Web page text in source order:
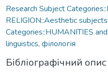
Research Subject
RELIGION::Aesthetic
Categories::HUMANITIES
linguistics, філологія
Бібліографічний опис